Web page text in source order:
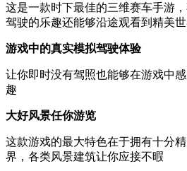
这是一款时下最佳的三维赛车手游
驾驶的乐趣还能够沿途观看到精美
游戏中的真实模拟驾驶体验
让你即时没有驾照也能够在游戏中
趣
大好风景任你游览
这款游戏的最大特色在于拥有十分
界，各类风景建筑让你应接不暇